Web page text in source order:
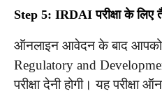
Step 5: IRDAI परीक्षा के लिए
ऑनलाइन आवेदन के बाद
Regulatory and
परीक्षा देनी होगी। यह परीक्षा